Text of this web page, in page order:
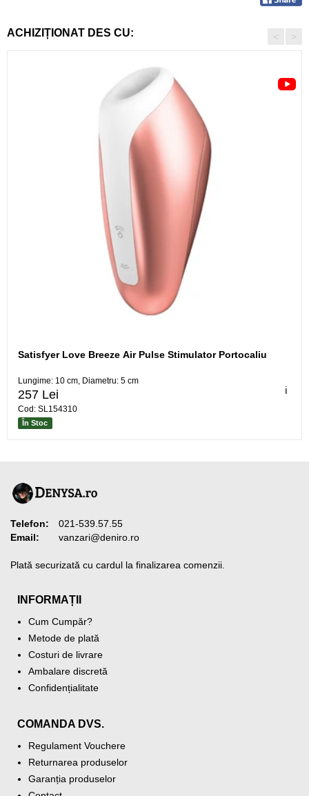
ACHIZIȚIONAT DES CU:
ℹ️
Satisfyer Love Breeze Air Pulse Stimulator Portocaliu
Lungime: 10 cm, Diametru: 5 cm
257 Lei
Cod: SL154310
În Stoc
< >
Telefon:
021-539.57.55
Email:
vanzari@deniro.ro
Plată securizată cu cardul la finalizarea comenzii.
INFORMAȚII
Cum Cumpăr?
Metode de plată
Costuri de livrare
Ambalare discretă
Confidențialitate
COMANDA DVS.
Regulament Vouchere
Returnarea produselor
Garanția produselor